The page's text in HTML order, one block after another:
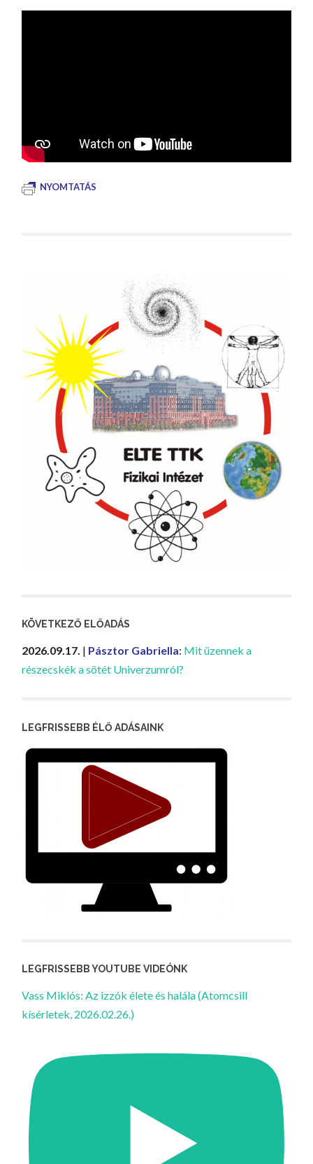
NYOMTATÁS
KÖVETKEZŐ ELŐADÁS
2026.09.17. | Pásztor Gabriella: Mit üzennek a
részecskék a sötét Univerzumról?
LEGFRISSEBB ÉLŐ ADÁSAINK
LEGFRISSEBB YOUTUBE VIDEÓNK
Vass Miklós: Az izzók élete és halála (Atomcsill
kísérletek, 2026.02.26.)